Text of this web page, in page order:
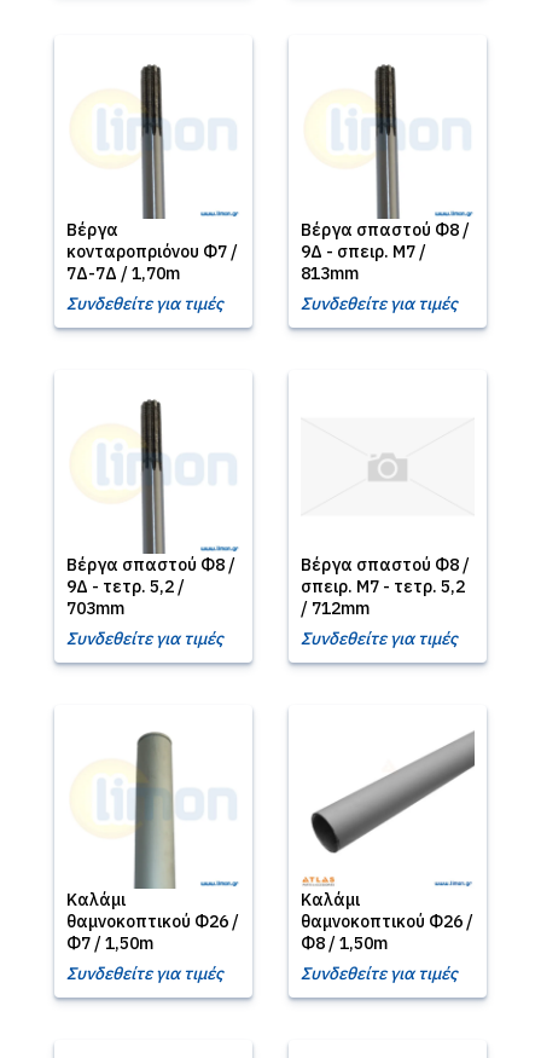
Βέργα
κονταροπριόνου Φ7 /
7Δ-7Δ / 1,70m
Συνδεθείτε για τιμές
Βέργα σπαστού Φ8 /
9Δ - σπειρ. Μ7 /
813mm
Συνδεθείτε για τιμές
Βέργα σπαστού Φ8 /
9Δ - τετρ. 5,2 /
703mm
Συνδεθείτε για τιμές
Βέργα σπαστού Φ8 /
σπειρ. Μ7 - τετρ. 5,2
/ 712mm
Συνδεθείτε για τιμές
Καλάμι
θαμνοκοπτικού Φ26 /
Φ7 / 1,50m
Συνδεθείτε για τιμές
Καλάμι
θαμνοκοπτικού Φ26 /
Φ8 / 1,50m
Συνδεθείτε για τιμές